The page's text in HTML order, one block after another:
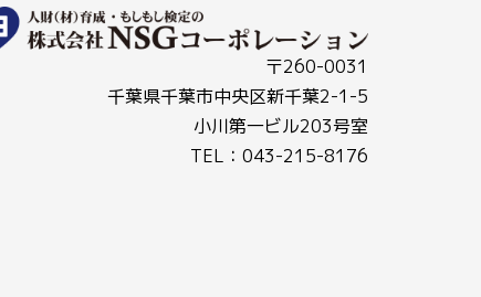
〒260-0031
千葉県千葉市中央区新千葉2-1-5
小川第一ビル203号室
TEL：043-215-8176